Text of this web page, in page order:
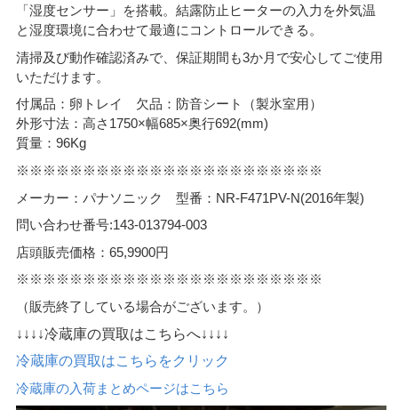
「湿度センサー」を搭載。結露防止ヒーターの入力を外気温
と湿度環境に合わせて最適にコントロールできる。
清掃及び動作確認済みで、保証期間も3か月で安心してご使用
いただけます。
付属品：卵トレイ 欠品：防音シート（製氷室用）
外形寸法：高さ1750×幅685×奥行692(mm)
質量：96Kg
※※※※※※※※※※※※※※※※※※※※※※※
メーカー：パナソニック 型番：NR-F471PV-N(2016年製)
問い合わせ番号:143-013794-003
店頭販売価格：65,9900円
※※※※※※※※※※※※※※※※※※※※※※※
（販売終了している場合がございます。）
↓↓↓↓冷蔵庫の買取はこちらへ↓↓↓↓
冷蔵庫の買取はこちらをクリック
冷蔵庫の入荷まとめページはこちら